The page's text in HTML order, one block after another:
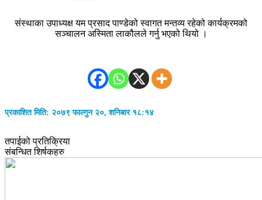
संस्थाका उपाध्यक्ष यम प्रसाद पाण्डेको स्वागत मन्तव्य रहेको कार्यक्रमको
सञ्चालन अस्मिता लाकौलले गर्नु भएको थियो ।
प्रकाशित मिति: २०७९ फाल्गुन २०, शनिबार १८:१४
तपाईको प्रतिक्रिया
संबन्धित शिर्षकहरु